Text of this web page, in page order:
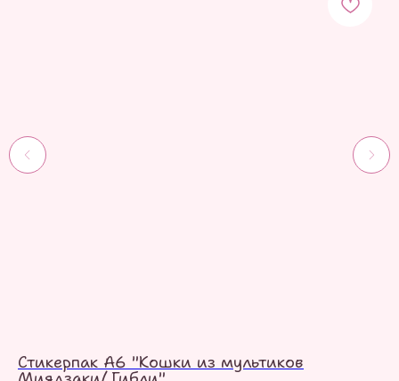
Стикерпак А6 "Кошки из мультиков